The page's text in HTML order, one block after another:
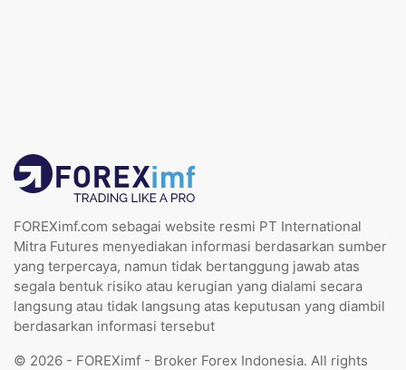
FOREXimf.com sebagai website resmi PT International
Mitra Futures menyediakan informasi berdasarkan sumber
yang terpercaya, namun tidak bertanggung jawab atas
segala bentuk risiko atau kerugian yang dialami secara
langsung atau tidak langsung atas keputusan yang diambil
berdasarkan informasi tersebut
© 2026 - FOREXimf - Broker Forex Indonesia. All rights